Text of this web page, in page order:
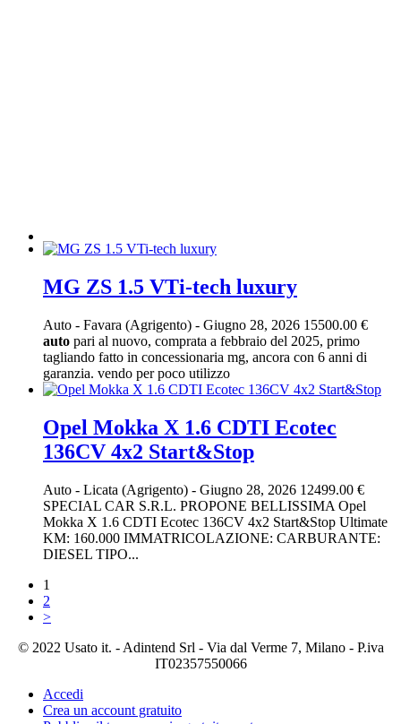
MG ZS 1.5 VTi-tech luxury
Auto - Favara (Agrigento) - Giugno 28, 2026 15500.00 €
auto pari al nuovo, comprata a febbraio del 2025, primo
tagliando fatto in concessionaria mg, ancora con 6 anni di
garanzia. vendo per poco utilizzo
Opel Mokka X 1.6 CDTI Ecotec
136CV 4x2 Start&Stop
Auto - Licata (Agrigento) - Giugno 28, 2026 12499.00 €
SPECIAL CAR S.R.L. PROPONE BELLISSIMA Opel
Mokka X 1.6 CDTI Ecotec 136CV 4x2 Start&Stop Ultimate
KM: 160.000 IMMATRICOLAZIONE: CARBURANTE:
DIESEL TIPO...
1
2
>
© 2022 Usato it. - Adintend Srl - Via dal Verme 7, Milano - P.iva
IT02357550066
Accedi
Crea un account gratuito